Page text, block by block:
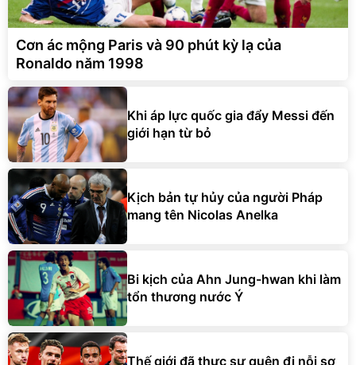
Cơn ác mộng Paris và 90 phút kỳ lạ của
Ronaldo năm 1998
Khi áp lực quốc gia đẩy Messi đến
giới hạn từ bỏ
Kịch bản tự hủy của người Pháp
mang tên Nicolas Anelka
Bi kịch của Ahn Jung-hwan khi làm
tổn thương nước Ý
Thế giới đã thực sự quên đi nỗi sợ